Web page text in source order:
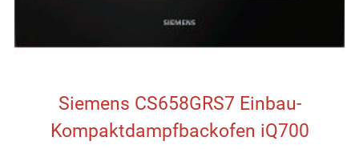
Siemens CS658GRS7 Einbau-
Kompaktdampfbackofen iQ700